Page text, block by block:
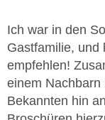
Ich war in den
Gastfamilie, und
empfehlen!
einem Nachbarn
Bekannten hin